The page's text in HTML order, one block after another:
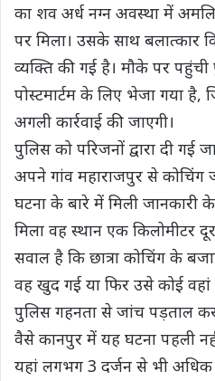
का शव अर्ध नग्न अवस्था में
पर मिला। उसके साथ
व्यक्ति की गई है। मौके पर
पोस्टमार्टम के लिए भेजा गया है,
अगली कार्रवाई की जाएगी।
पुलिस को परिजनों द्वारा दी गई
अपने गांव महाराजपुर से कोचिंग
घटना के बारे में मिली जानकारी
मिला वह स्थान एक किलोमीटर
सवाल है कि छात्रा कोचिंग के
वह खुद गई या फिर उसे कोई
पुलिस गहनता से जांच पड़ताल कर
वैसे कानपुर में यह घटना पहली
यहां लगभग 3 दर्जन से भी अधिक